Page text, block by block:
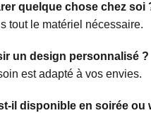
quelque chose chez soi
tout le matériel nécessaire.
un design personnalisé ?
est adapté à vos envies.
il disponible en soirée ou